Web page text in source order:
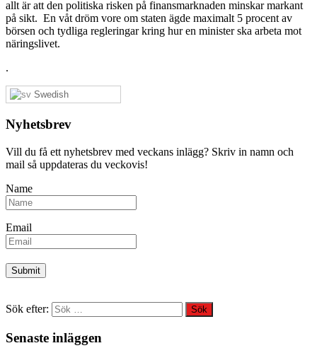
allt är att den politiska risken på finansmarknaden minskar markant
på sikt. En våt dröm vore om staten ägde maximalt 5 procent av
börsen och tydliga regleringar kring hur en minister ska arbeta mot
näringslivet.
.
Swedish
Nyhetsbrev
Vill du få ett nyhetsbrev med veckans inlägg? Skriv in namn och
mail så uppdateras du veckovis!
Name
Email
Sök efter:
Senaste inläggen